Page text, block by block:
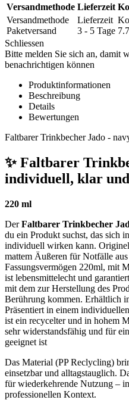
Versandmethode Lieferzeit
Versandmethode
Paketversand
Lieferzeit
3 - 5 Tage
Schliessen
Bitte melden Sie sich an, damit
benachrichtigen können
Produktinformationen
Beschreibung
Details
Bewertungen
Faltbarer Trinkbecher Jado -
✨ Faltbarer
individuell, klar
220 ml
DerFaltbarer Trinkbecher
du ein Produkt suchst, das sich
individuell wirken kann.
mattem Äußeren für Notfälle
Fassungsvermögen 220ml, mit
ist lebensmittelecht und
mit dem zur Herstellung des
Berührung kommen. Erhältlich
Präsentiert in einem
ist ein recycelter und in hohem
sehr widerstandsfähig und für
geeignet ist
Das Material (PP Reclycling)
einsetzbar und alltagstauglich.
für wiederkehrende Nutzung –
professionellen Kontext.